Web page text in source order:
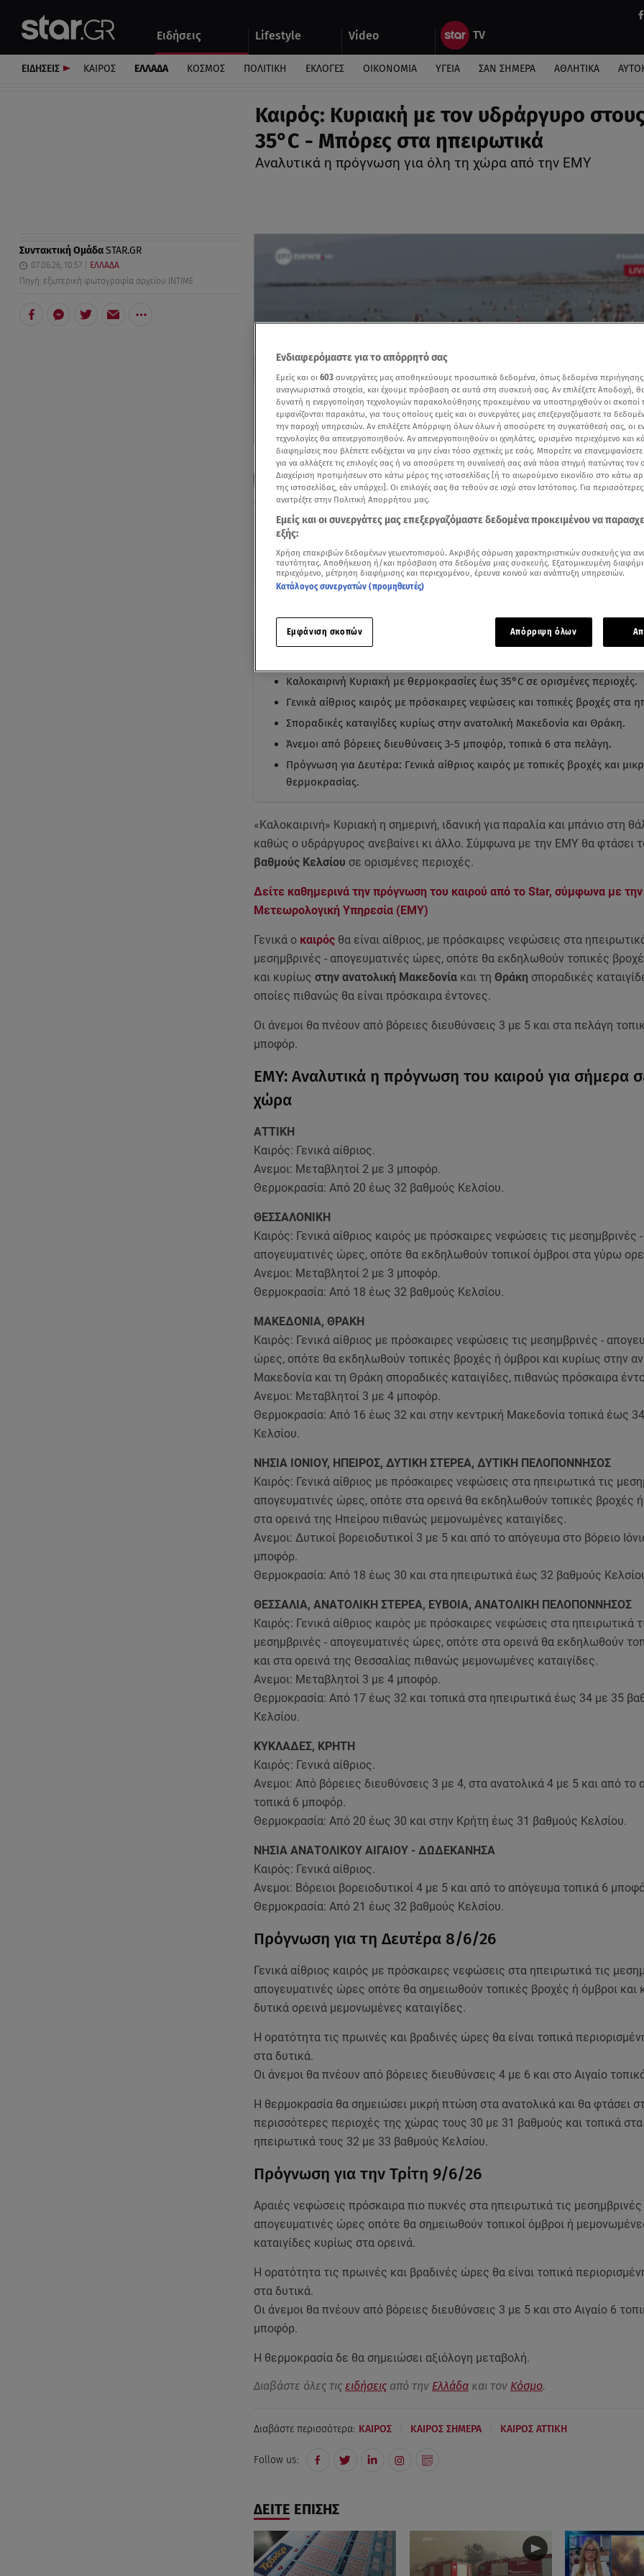
Ειδήσεις Lifestyle Video
Αυτοκίνητο
ΕΙΔΗΣΕΙΣ ΚΑΙΡΟΣ ΕΛΛΑΔΑ ΚΟΣΜΟΣ ΠΟΛΙΤΙΚΗ ΕΚΛΟΓΕΣ ΟΙΚΟΝΟΜΙΑ ΥΓΕΙΑ ΣΑΝ ΣΗΜΕΡΑ ΑΘΛΗΤΙΚΑ
Καιρός: Κυριακή με τον υδράργυρο
35°C - Μπόρες στα ηπειρωτικά
Αναλυτικά η πρόγνωση για όλη τη χώρα από την ΕΜΥ
Συντακτική ΟμάδαSTAR.GR
07.06.26, 10:57
ΕΛΛΑΔΑ
Πηγή: εξωτερική φωτογραφία αρχείου ΙΝΤΙΜΕ
Γεμάτη η παραλία της Κατερίνης στην Πιερία, το πρωί της Κυριακής/ βίντεο ΕΡΤ
Δείτε περισσότερα άρθρα μας στα αποτελέσματα αναζήτησης
Add star.gr on Google
Με μια ματιά-
Καλοκαιρινή Κυριακή με θερμοκρασίες έως 35°C σε ορισμένες περιοχές.
Γενικά αίθριος καιρός με πρόσκαιρες νεφώσεις και τοπικές βροχές στα
Σποραδικές καταιγίδες κυρίως στην ανατολική Μακεδονία και Θράκη.
Άνεμοι από βόρειες διευθύνσεις 3-5 μποφόρ, τοπικά 6 στα πελάγη.
Πρόγνωση για Δευτέρα: Γενικά αίθριος καιρός με τοπικές βροχές και
θερμοκρασίας.
«Καλοκαιρινή» Κυριακή η σημερινή, ιδανική για παραλία και μπάνιο στη
καθώς ο υδράργυρος ανεβαίνει κι άλλο. Σύμφωνα με την ΕΜΥ θα φτάσει
βαθμούς Κελσίου σε ορισμένες περιοχές.
Δείτε καθημερινά την πρόγνωση του καιρού από το Star, σύμφωνα με την
Μετεωρολογική Υπηρεσία (ΕΜΥ)
Γενικά ο καιρόςθα είναι αίθριος, με πρόσκαιρες νεφώσεις στα
μεσημβρινές - απογευματινές ώρες, οπότε θα εκδηλωθούν τοπικές
και κυρίως στην ανατολική Μακεδονίακαι τη Θράκη σποραδικές
οποίες πιθανώς θα είναι πρόσκαιρα έντονες.
Οι άνεμοι θα πνέουν από βόρειες διευθύνσεις 3 με 5 και στα πελάγη
μποφόρ.
ΕΜΥ: Αναλυτικά η πρόγνωση του καιρού για σήμερα
χώρα
ΑΤΤΙΚΗ
Καιρός: Γενικά αίθριος.
Ανεμοι: Μεταβλητοί 2 με 3 μποφόρ.
Θερμοκρασία: Από 20 έως 32 βαθμούς Κελσίου.
ΘΕΣΣΑΛΟΝΙΚΗ
Καιρός: Γενικά αίθριος καιρός με πρόσκαιρες νεφώσεις τις μεσημβρινές -
απογευματινές ώρες, οπότε θα εκδηλωθούν τοπικοί όμβροι στα γύρω
Ανεμοι: Μεταβλητοί 2 με 3 μποφόρ.
Θερμοκρασία: Από 18 έως 32 βαθμούς Κελσίου.
ΜΑΚΕΔΟΝΙΑ, ΘΡΑΚΗ
Καιρός: Γενικά αίθριος με πρόσκαιρες νεφώσεις τις μεσημβρινές -
ώρες, οπότε θα εκδηλωθούν τοπικές βροχές ή όμβροι και κυρίως στην
Μακεδονία και τη Θράκη σποραδικές καταιγίδες, πιθανώς πρόσκαιρα
Ανεμοι: Μεταβλητοί 3 με 4 μποφόρ.
Θερμοκρασία: Από 16 έως 32 και στην κεντρική Μακεδονία τοπικά έως
Κελσίου.
ΝΗΣΙΑ ΙΟΝΙΟΥ, ΗΠΕΙΡΟΣ, ΔΥΤΙΚΗ ΣΤΕΡΕΑ, ΔΥΤΙΚΗ ΠΕΛΟΠΟΝΝΗΣΟΣ
Καιρός: Γενικά αίθριος με πρόσκαιρες νεφώσεις στα ηπειρωτικά τις
απογευματινές ώρες, οπότε στα ορεινά θα εκδηλωθούν τοπικές βροχές ή
στα ορεινά της Ηπείρου πιθανώς μεμονωμένες καταιγίδες.
Ανεμοι: Δυτικοί βορειοδυτικοί 3 με 5 και από το απόγευμα στο βόρειο
μποφόρ.
Θερμοκρασία: Από 18 έως 30 και στα ηπειρωτικά έως 32 βαθμούς
ΘΕΣΣΑΛΙΑ, ΑΝΑΤΟΛΙΚΗ ΣΤΕΡΕΑ, ΕΥΒΟΙΑ, ΑΝΑΤΟΛΙΚΗ ΠΕΛΟΠΟΝΝΗΣΟΣ
Καιρός: Γενικά αίθριος καιρός με πρόσκαιρες νεφώσεις στα ηπειρωτικά
μεσημβρινές - απογευματινές ώρες, οπότε στα ορεινά θα εκδηλωθούν
και στα ορεινά της Θεσσαλίας πιθανώς μεμονωμένες καταιγίδες.
Ανεμοι: Μεταβλητοί 3 με 4 μποφόρ.
Θερμοκρασία: Από 17 έως 32 και τοπικά στα ηπειρωτικά έως 34 με 35
Κελσίου.
ΚΥΚΛΑΔΕΣ, ΚΡΗΤΗ
Καιρός: Γενικά αίθριος.
Ανεμοι: Από βόρειες διευθύνσεις 3 με 4, στα ανατολικά 4 με 5 και από το
τοπικά 6 μποφόρ.
Θερμοκρασία: Από 20 έως 30 και στην Κρήτη έως 31 βαθμούς Κελσίου.
ΝΗΣΙΑ ΑΝΑΤΟΛΙΚΟΥ ΑΙΓΑΙΟΥ - ΔΩΔΕΚΑΝΗΣΑ
Καιρός: Γενικά αίθριος.
Ανεμοι: Βόρειοι βορειοδυτικοί 4 με 5 και από το απόγευμα τοπικά 6
Θερμοκρασία: Από 21 έως 32 βαθμούς Κελσίου.
Πρόγνωση για τη Δευτέρα 8/6/26
Γενικά αίθριος καιρός με πρόσκαιρες νεφώσεις στα ηπειρωτικά τις
απογευματινές ώρες οπότε θα σημειωθούν τοπικές βροχές ή όμβροι και
δυτικά ορεινά μεμονωμένες καταιγίδες.
Η ορατότητα τις πρωινές και βραδινές ώρες θα είναι τοπικά
στα δυτικά.
Οι άνεμοι θα πνέουν από βόρειες διευθύνσεις 4 με 6 και στο Αιγαίο
Η θερμοκρασία θα σημειώσει μικρή πτώση στα ανατολικά και θα φτάσει
περισσότερες περιοχές της χώρας τους 30 με 31 βαθμούς και τοπικά
ηπειρωτικά τους 32 με 33 βαθμούς Κελσίου.
Πρόγνωση για την Τρίτη 9/6/26
Αραιές νεφώσεις πρόσκαιρα πιο πυκνές στα ηπειρωτικά τις μεσημβρινές
απογευματινές ώρες οπότε θα σημειωθούν τοπικοί όμβροι ή
καταιγίδες κυρίως στα ορεινά.
Η ορατότητα τις πρωινές και βραδινές ώρες θα είναι τοπικά
στα δυτικά.
Οι άνεμοι θα πνέουν από βόρειες διευθύνσεις 3 με 5 και στο Αιγαίο 6
μποφόρ.
Η θερμοκρασία δε θα σημειώσει αξιόλογη μεταβολή.
Διαβάστε όλες τις ειδήσειςαπό την Ελλάδακαι τον Κόσμο.
Διαβάστε περισσότερα: ΚΑΙΡΟΣ ΚΑΙΡΟΣ ΣΗΜΕΡΑ ΚΑΙΡΟΣ ΑΤΤΙΚΗ
Follow us:
ΔΕΙΤΕ ΕΠΙΣΗΣ
Ενδιαφερόμαστε για το απόρρητό σας
Εμείς και οι 603 συνεργάτες μας αποθηκεύουμε προσωπικά δεδομένα, όπως δεδομένα
αναγνωριστικά στοιχεία, και έχουμε πρόσβαση σε αυτά στη συσκευή σας. Αν επιλέξετε Αποδοχή,
δυνατή η ενεργοποίηση τεχνολογιών παρακολούθησης προκειμένου να υποστηριχθούν οι σκοποί
εμφανίζονται παρακάτω, για τους οποίους εμείς και οι συνεργάτες μας επεξεργαζόμαστε τα
την παροχή υπηρεσιών. Αν επιλέξετε Απόρριψη όλων όλων ή αποσύρετε τη συγκατάθεσή σας, οι
τεχνολογίες θα απενεργοποιηθούν. Αν απενεργοποιηθούν οι ιχνηλάτες, ορισμένο περιεχόμενο και
διαφημίσεις που βλέπετε ενδέχεται να μην είναι τόσο σχετικές με εσάς. Μπορείτε να
για να αλλάξετε τις επιλογές σας ή να αποσύρετε τη συναίνεσή σας ανά πάσα στιγμή πατώντας τον
Διαχείριση προτιμήσεων στο κάτω μέρος της ιστοσελίδας [ή το αιωρούμενο εικονίδιο στο κάτω
της ιστοσελίδας, εάν υπάρχει]. Οι επιλογές σας θα τεθούν σε ισχύ στον Ιστότοπος. Για
ανατρέξτε στην Πολιτική Απορρήτου μας.
Εμείς και οι συνεργάτες μας επεξεργαζόμαστε δεδομένα προκειμένου να
εξής:
Χρήση επακριβών δεδομένων γεωεντοπισμού. Ακριβής σάρωση χαρακτηριστικών συσκευής για
ταυτότητας. Αποθήκευση ή/και πρόσβαση στα δεδομένα μιας συσκευής. Εξατομικευμένη
περιεχόμενο, μέτρηση διαφήμισης και περιεχομένου, έρευνα κοινού και ανάπτυξη υπηρεσιών.
Κατάλογος συνεργατών (προμηθευτές)
Εμφάνιση σκοπών Απόρριψη όλων